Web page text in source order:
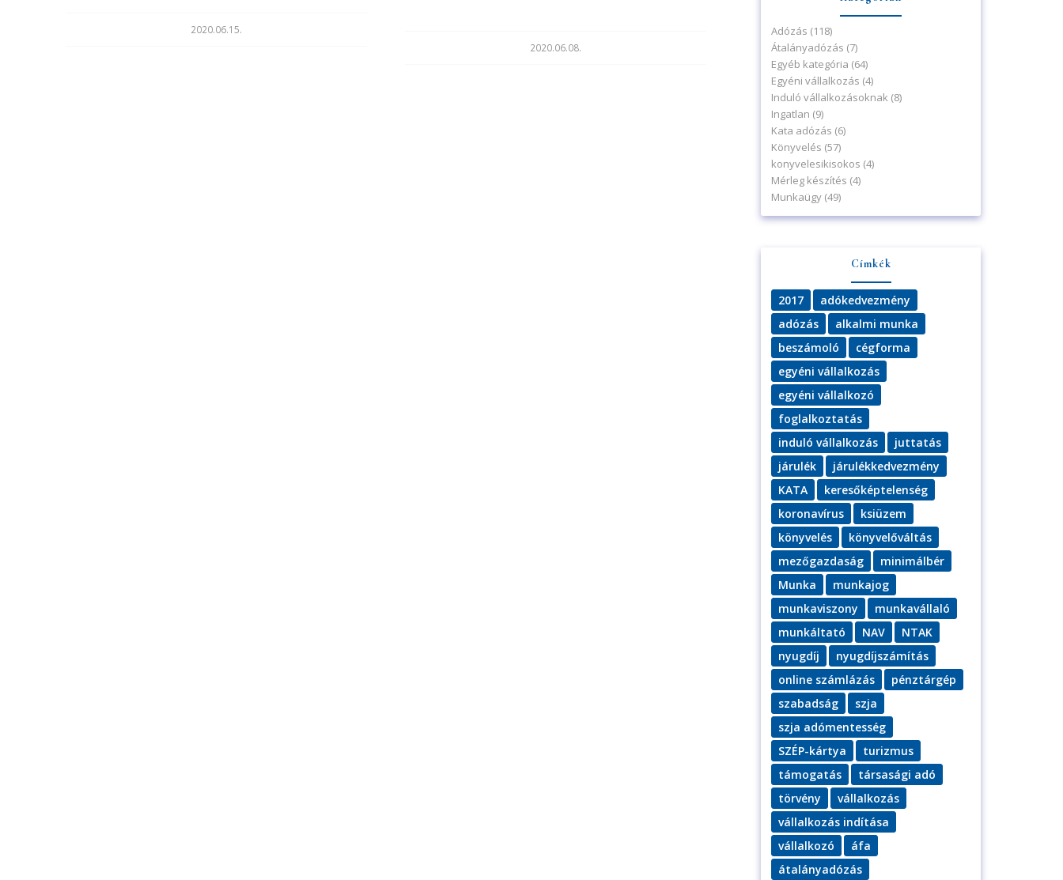
2020.06.15.
2020.06.08.
Adózás (118)
Átalányadózás (7)
Egyéb kategória (64)
Egyéni vállalkozás (4)
Induló vállalkozásoknak (8)
Ingatlan (9)
Kata adózás (6)
Könyvelés (57)
konyvelesikisokos (4)
Mérleg készítés (4)
Munkaügy(49)
Címkék
2017
adókedvezmény
adózás
alkalmi munka
beszámoló
cégforma
egyéni vállalkozás
egyéni vállalkozó
foglalkoztatás
induló vállalkozás
juttatás
járulék
járulékkedvezmény
KATA
keresőképtelenség
koronavírus
ksiüzem
könyvelés
könyvelőváltás
mezőgazdaság
minimálbér
Munka
munkajog
munkaviszony
munkavállaló
munkáltató
NAV
NTAK
nyugdíj
nyugdíjszámítás
online számlázás
pénztárgép
szabadság
szja
szja adómentesség
SZÉP-kártya
turizmus
támogatás
társasági adó
törvény
vállalkozás
vállalkozás indítása
vállalkozó
áfa
átalányadózás